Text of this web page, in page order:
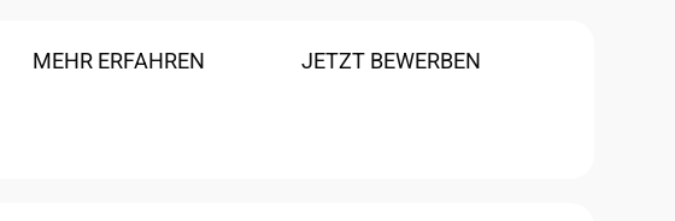
MEHR ERFAHREN JETZT BEWERBEN